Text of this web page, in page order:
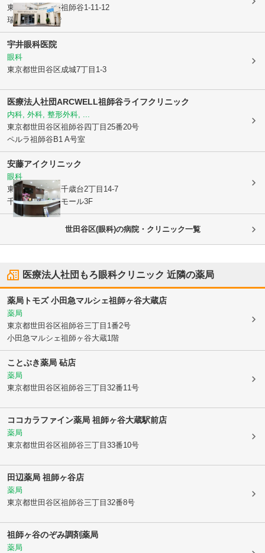
東京都世田谷区祖師谷1-11-12
瑞穂ビル2階3階
宇井眼科医院
眼科
東京都世田谷区成城7丁目1-3
医療法人社団ARCWELL祖師谷ライフクリニック
内科, 外科, 整形外科, ...
東京都世田谷区祖師谷四丁目25番20号
ペルラ祖師谷B1 A号室
安藤アイクリニック
眼科
東京都世田谷区千歳台2丁目14-7
千歳クリニックモール3F
世田谷区(眼科)の病院・クリニック一覧
医療法人社団もろ眼科クリニック 近隣の薬局
薬局トモズ 小田急マルシェ祖師ヶ谷大蔵店
薬局
東京都世田谷区祖師谷三丁目1番2号
小田急マルシェ祖師ヶ谷大蔵1階
ことぶき薬局 砧店
薬局
東京都世田谷区祖師谷三丁目32番11号
ココカラファイン薬局 祖師ヶ谷大蔵駅前店
薬局
東京都世田谷区祖師谷三丁目33番10号
田辺薬局 祖師ヶ谷店
薬局
東京都世田谷区祖師谷三丁目32番8号
祖師ヶ谷のぞみ調剤薬局
薬局